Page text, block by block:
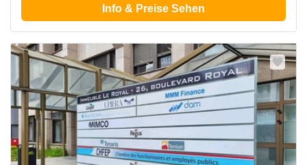
Info & Preise Sehen